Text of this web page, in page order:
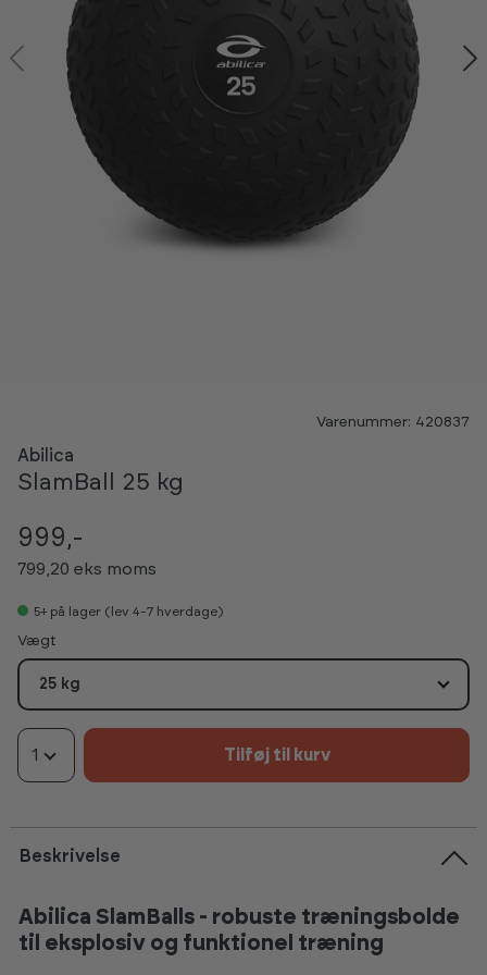
Varenummer: 420837
Abilica
SlamBall 25 kg
999,-
799,20 eks moms
5+ på lager (lev 4-7 hverdage)
Vælg
Vægt
25 kg
1 Tilføj til kurv
Beskrivelse
Abilica SlamBalls - robuste træningsbolde
til eksplosiv og funktionel træning